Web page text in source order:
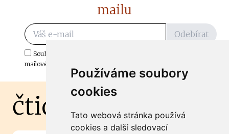
Používáme soubory
cookies
Tato webová stránka používá
cookies a další sledovací
mailu
Odebírat
Souhlasím s odběrem důležitých zpráv ze ČtiDoma.cz do mé e-
mailové schránky.
čtidoma.cz